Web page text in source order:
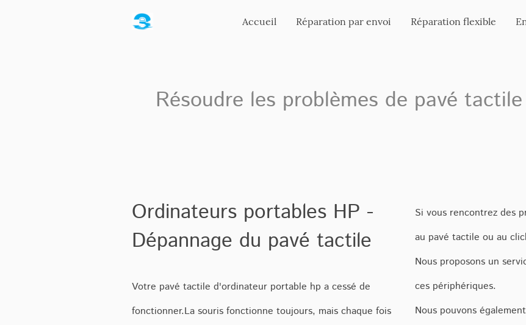
Accueil Réparation par envoi Réparation flexible
Résoudre les problèmes de pavé
Ordinateurs portables HP -
Dépannage du pavé tactile
Votre pavé tactile d'ordinateur portable hp a cessé de
fonctionner.La souris fonctionne toujours, mais chaque fois
Si vous rencontrez des
au pavé tactile ou au
Nous proposons un
ces périphériques.
Nous pouvons